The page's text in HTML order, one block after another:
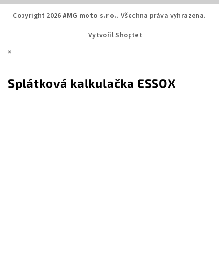
Copyright 2026AMG moto s.r.o.. Všechna práva vyhrazena.
Vytvořil Shoptet
×
Splátková kalkulačka ESSOX